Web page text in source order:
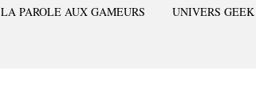
LA PAROLE AUX GAMEURS UNIVERS GEEK